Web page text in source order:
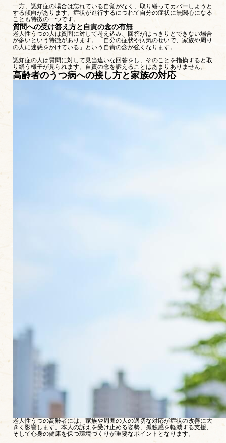
一方、認知症の場合は忘れている自覚がなく、取り繕ってカバーしようと
する傾向があります。症状が進行するにつれて自分の症状に無関心になる
ことも特徴の一つです。
質問への受け答え方と自責の念の有無
老人性うつの人は質問に対して考え込み、回答がはっきりとできない場合
が多いという特徴があります。「自分の症状や病気のせいで、家族や周り
の人に迷惑をかけている」という自責の念が強くなります。
認知症の人は質問に対して見当違いな回答をし、そのことを指摘すると取
り繕う様子が見られます。自責の念を訴えることはあまりありません。
高齢者のうつ病への接し方と家族の対応
老人性うつの高齢者には、家族や周囲の人の適切な対応が症状の改善に大
きく影響します。本人の訴えを受け止める姿勢、孤独感を軽減する支援、
そして心身の健康を保つ環境づくりが重要なポイントとなります。